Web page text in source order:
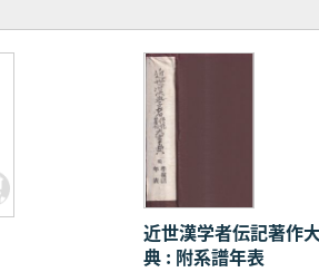
近世漢学者伝記著作
典 : 附系譜年表